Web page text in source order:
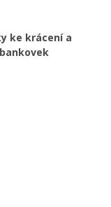
ke krácení a